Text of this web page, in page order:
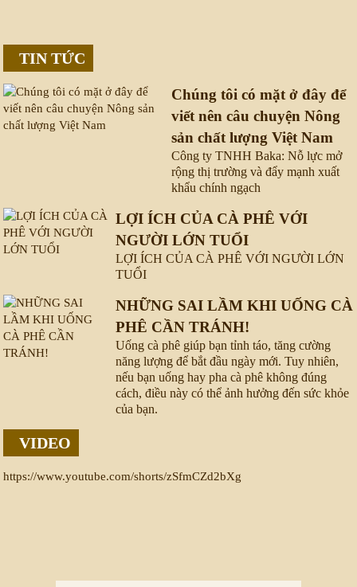
TIN TỨC
Chúng tôi có mặt ở đây để
viết nên câu chuyện Nông
sản chất lượng Việt Nam
Công ty TNHH Baka: Nỗ lực mở
rộng thị trường và đẩy mạnh xuất
khẩu chính ngạch
LỢI ÍCH CỦA CÀ PHÊ VỚI
NGƯỜI LỚN TUỔI
LỢI ÍCH CỦA CÀ PHÊ VỚI NGƯỜI LỚN
TUỔI
NHỮNG SAI LẦM KHI UỐNG CÀ
PHÊ CẦN TRÁNH!
Uống cà phê giúp bạn tỉnh táo, tăng cường
năng lượng để bắt đầu ngày mới. Tuy nhiên,
nếu bạn uống hay pha cà phê không đúng
cách, điều này có thể ảnh hưởng đến sức khỏe
của bạn.
VIDEO
https://www.youtube.com/shorts/zSfmCZd2bXg